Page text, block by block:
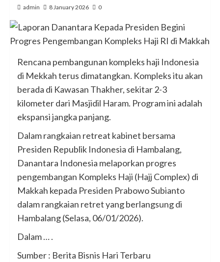
admin 8 January 2026 0
Rencana pembangunan kompleks haji Indonesia
di Mekkah terus dimatangkan. Kompleks itu akan
berada di Kawasan Thakher, sekitar 2-3
kilometer dari Masjidil Haram. Program ini adalah
ekspansi jangka panjang.
Dalam rangkaian retreat kabinet bersama
Presiden Republik Indonesia di Hambalang,
Danantara Indonesia melaporkan progres
pengembangan Kompleks Haji (Hajj Complex) di
Makkah kepada Presiden Prabowo Subianto
dalam rangkaian retret yang berlangsung di
Hambalang (Selasa, 06/01/2026).
Dalam … .
Sumber : Berita Bisnis Hari Terbaru